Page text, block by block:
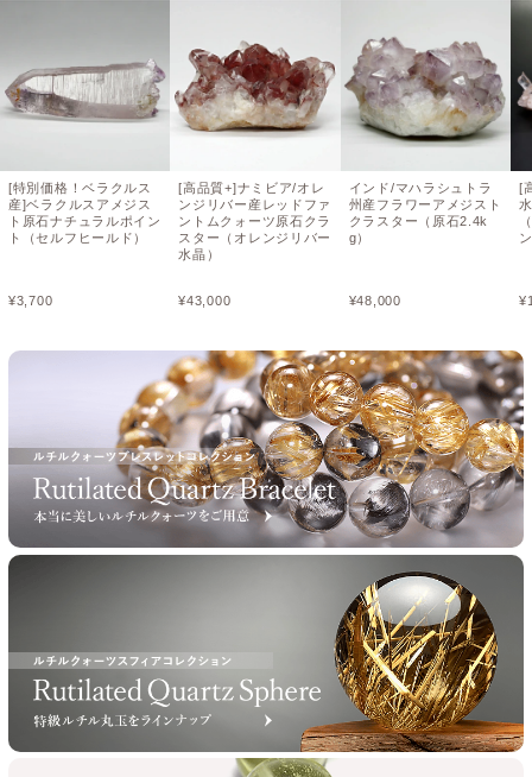
[特別価格！ベラクルス
産]ベラクルスアメジス
ト原石ナチュラルポイン
ト（セルフヒールド）
¥3,700
[高品質+]ナミビア/オレ
ンジリバー産レッドファ
ントムクォーツ原石クラ
スター（オレンジリバー
水晶）
¥43,000
インド/マハラシュトラ
州産フラワーアメジスト
クラスター（原石2.4k
g）
¥48,000
[
¥